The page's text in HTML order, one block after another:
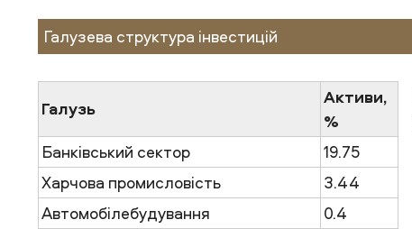
Галузева структура інвестицій
Галузь
Активи,
%
Банківський сектор
19.75
Харчова промисловість
3.44
Автомобілебудування
0.4